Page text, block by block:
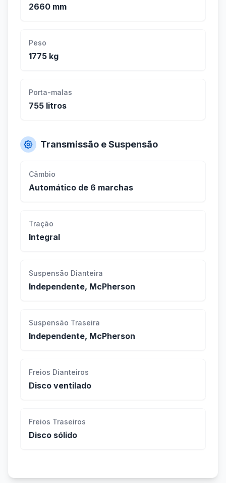
2660 mm
Peso
1775 kg
Porta-malas
755 litros
Transmissão e Suspensão
Câmbio
Automático de 6 marchas
Tração
Integral
Suspensão Dianteira
Independente, McPherson
Suspensão Traseira
Independente, McPherson
Freios Dianteiros
Disco ventilado
Freios Traseiros
Disco sólido